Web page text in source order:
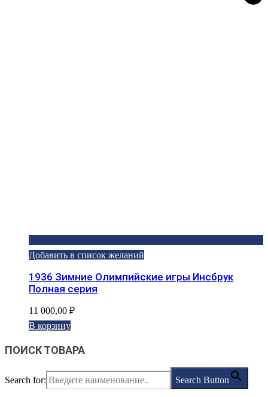
Добавить в список желаний
1936 Зимние Олимпийские игры Инсбрук
Полная серия
11 000,00 ₽
В корзину
ПОИСК ТОВАРА
Search for: Search Button